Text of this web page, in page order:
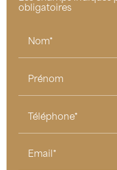
obligatoires
Nom*
Prénom
Téléphone*
Email*